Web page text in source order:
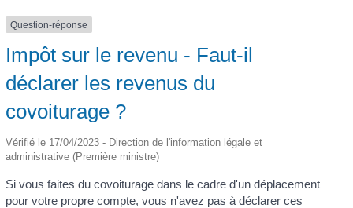
Question-réponse
Impôt sur le revenu - Faut-il
déclarer les revenus du
covoiturage ?
Vérifié le 17/04/2023 - Direction de l'information légale et
administrative (Première ministre)
Si vous faites du covoiturage dans le cadre d'un déplacement
pour votre propre compte, vous n'avez pas à déclarer ces